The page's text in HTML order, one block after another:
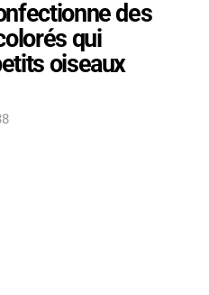
des
qui
oiseaux